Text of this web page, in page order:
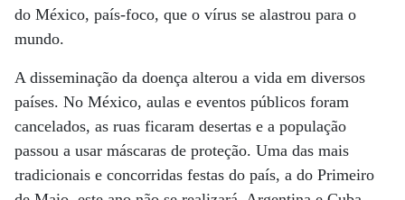
do México, país-foco, que o vírus se alastrou para o
mundo.
A disseminação da doença alterou a vida em diversos
países. No México, aulas e eventos públicos foram
cancelados, as ruas ficaram desertas e a população
passou a usar máscaras de proteção. Uma das mais
tradicionais e concorridas festas do país, a do Primeiro